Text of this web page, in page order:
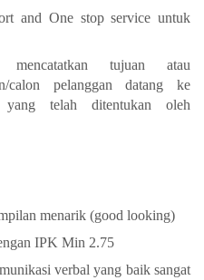
and One stop service untuk
mencatatkan tujuan atau
calon pelanggan datang ke
telah ditentukan oleh
menarik (good looking)
IPK Min 2.75
verbal yang baik sangat